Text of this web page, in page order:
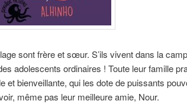
sont frère et sœur. S’ils vivent dans la
adolescents ordinaires ! Toute leur famille
et bienveillante, qui les dote de puissants
même pas leur meilleure amie, Nour.